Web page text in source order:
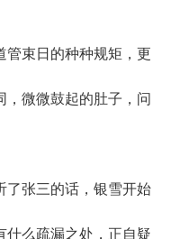
束日的种种规矩，更
，微微鼓起的肚子，问
张三的话，银雪开始
什么疏漏之处，正自疑